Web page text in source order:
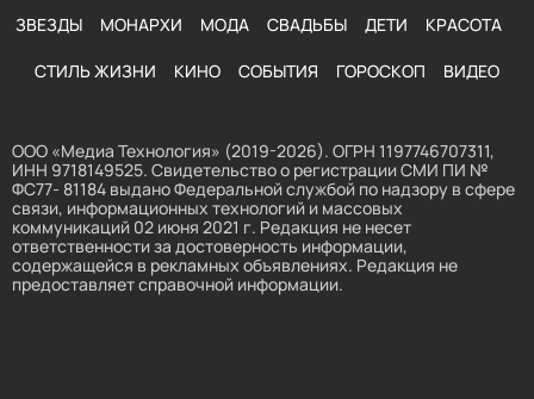
ЗВЕЗДЫ МОНАРХИ МОДА СВАДЬБЫ ДЕТИ КРАСОТА
СТИЛЬ ЖИЗНИ КИНО СОБЫТИЯ ГОРОСКОП ВИДЕО
ООО «Медиа Технология» (2019-2026). ОГРН 1197746707311,
ИНН 9718149525. Свидетельство о регистрации СМИ ПИ №
ФС77- 81184 выдано Федеральной службой по надзору в сфере
связи, информационных технологий и массовых
коммуникаций 02 июня 2021 г. Редакция не несет
ответственности за достоверность информации,
содержащейся в рекламных объявлениях. Редакция не
предоставляет справочной информации.